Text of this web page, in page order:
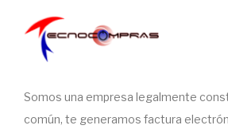
Somos una empresa legalmente
común, te generamos factura